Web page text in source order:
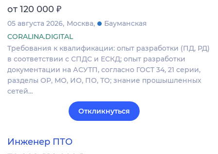
от 120 000 ₽
05 августа 2026 Москва
Бауманская
CORALINA.DIGITAL
Требования к квалификации: опыт разработки (ПД, РД)
в соответствии с СПДС и ЕСКД; опыт разработки
документации на АСУТП, согласно ГОСТ 34, 21 серии,
разделы ОР, МО, ИО, ПО, ТО; знание прошышленных
сетей…
Откликнуться
Инженер ПТО